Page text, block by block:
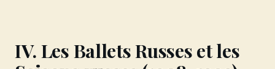
IV. Les Ballets Russes et les